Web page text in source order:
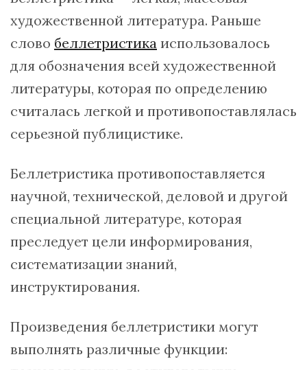
художественной литература. Раньше
слово беллетристика использовалось
для обозначения всей художественной
литературы, которая по определению
считалась легкой и противопоставлялась
серьезной публицистике.
Беллетристика противопоставляется
научной, технической, деловой и другой
специальной литературе, которая
преследует цели информирования,
систематизации знаний,
инструктирования.
Произведения беллетристики могут
выполнять различные функции: